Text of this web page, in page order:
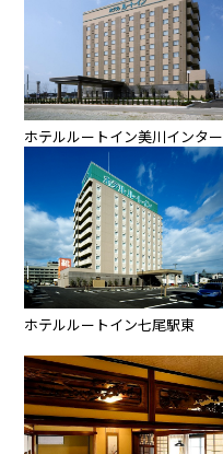
ホテルルートイン美川インター
ホテルルートイン七尾駅東